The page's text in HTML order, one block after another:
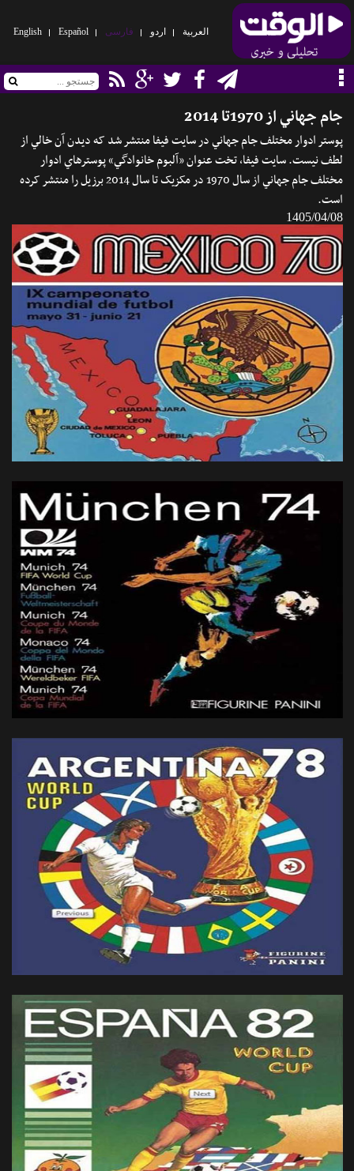
العربیة اردو فارسی Español
English
جام جهاني از 1970تا 2014
پوستر ادوار مختلف جام جهاني در سايت فيفا منتشر شد که ديدن آن خالي از
لطف نيست. سايت فيفا، تخت عنوان «آلبوم خانوادگي» پوسترهاي ادوار
مختلف جام جهاني از سال 1970 در مکزيک تا سال 2014 برزيل را منتشر کرده
است.
1405/04/08